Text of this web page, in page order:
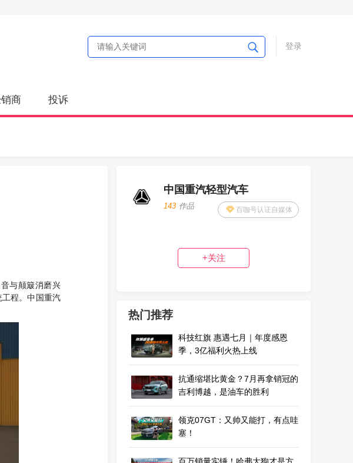
登录
商 投诉
与颠簸消磨兴
程。中国重汽
中国重汽轻型汽车
百咖号认证自媒体
143 作品
+关注
热门推荐
科技红旗 惠遇七月｜年度感恩
季，3亿福利火热上线
抗通缩堪比黄金？7月再拿销冠的
吉利博越，是油车的胜利
领克07GT：又帅又能打，有点哇
塞！